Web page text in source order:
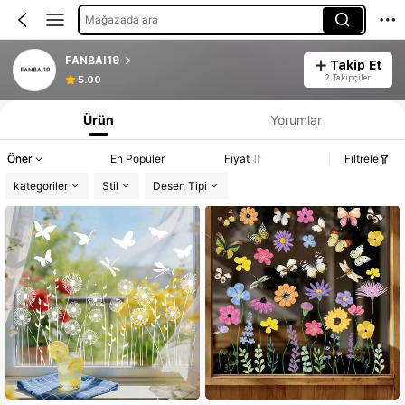
Mağazada ara
FANBAI19
5.00
Takip Et
2 Takipçiler
Ürün Yorumlar
Öner En Popüler Fiyat
Filtrele
kategoriler
Stil Desen Tipi